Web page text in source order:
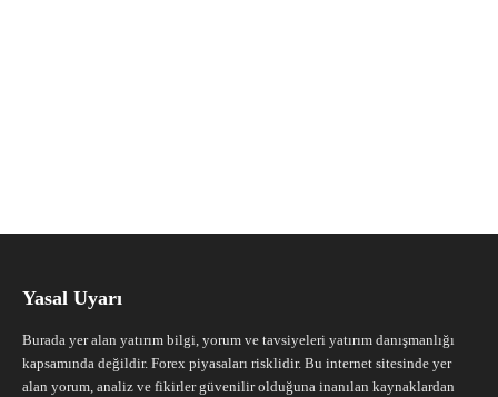
Yasal Uyarı
Burada yer alan yatırım bilgi, yorum ve tavsiyeleri yatırım danışmanlığı
kapsamında değildir. Forex piyasaları risklidir. Bu internet sitesinde yer
alan yorum, analiz ve fikirler güvenilir olduğuna inanılan kaynaklardan